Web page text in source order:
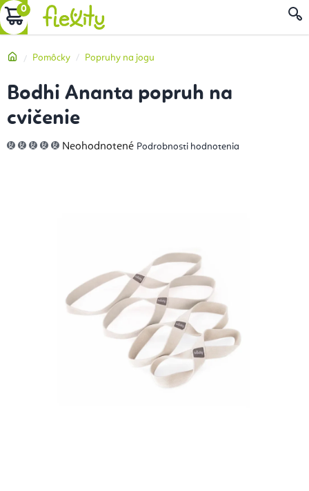
Prejsť
na
NÁKUPNÝ
DomovPomôcky Popruhy na jogu
Bodhi Ananta popruh na
cvičenie
Priemerné
hodnotenie
Neohodnotené Podrobnosti hodnotenia